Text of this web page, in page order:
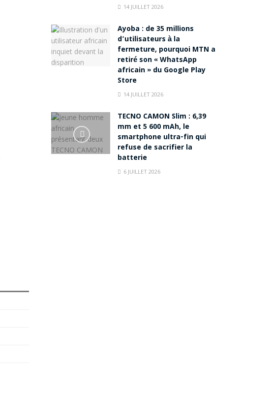
14 JUILLET 2026
Ayoba : de 35 millions
d’utilisateurs à la
fermeture, pourquoi MTN a
retiré son « WhatsApp
africain » du Google Play
Store
14 JUILLET 2026
TECNO CAMON Slim : 6,39
mm et 5 600 mAh, le
smartphone ultra-fin qui
refuse de sacrifier la
batterie
6 JUILLET 2026